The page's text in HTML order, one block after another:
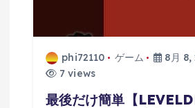
phi72110 ゲーム
8月 8,
7 views
最後だけ簡単【